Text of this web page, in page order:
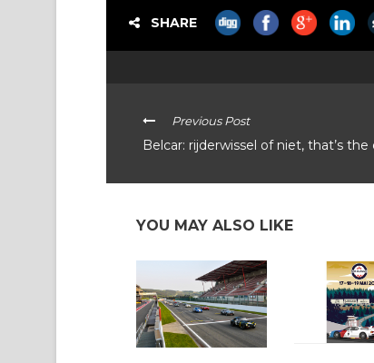
SHARE
Previous Post
Belcar: rijderwissel of niet, that’s
YOU MAY ALSO LIKE